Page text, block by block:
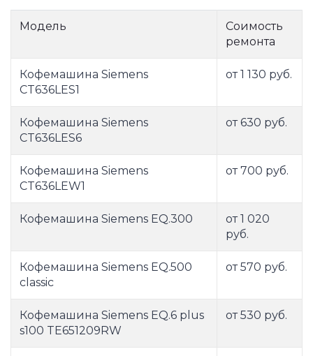
Модель
Соимость
ремонта
Кофемашина Siemens
CT636LES1
от 1 130 руб.
Кофемашина Siemens
CT636LES6
от 630 руб.
Кофемашина Siemens
CT636LEW1
от 700 руб.
Кофемашина Siemens EQ.300
от 1 020
руб.
Кофемашина Siemens EQ.500
classic
от 570 руб.
Кофемашина Siemens EQ.6 plus
s100 TE651209RW
от 530 руб.